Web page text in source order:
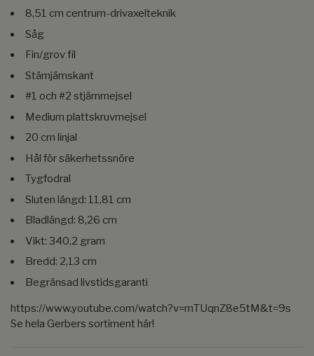
8,51 cm centrum-drivaxelteknik
Såg
Fin/grov fil
Stämjärnskant
#1 och #2 stjärnmejsel
Medium plattskruvmejsel
20 cm linjal
Hål för säkerhetssnöre
Tygfodral
Sluten längd: 11,81 cm
Bladlängd: 8,26 cm
Vikt: 340,2 gram
Bredd: 2,13 cm
Begränsad livstidsgaranti
https://www.youtube.com/watch?v=mTUqnZ8e5tM&t=9s
Se hela Gerbers sortiment här!